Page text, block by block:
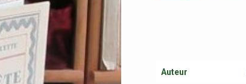
Auteur